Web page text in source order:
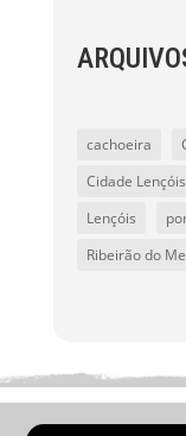
cachoeira
Cidade Lençóis
Lençóis
Ribeirão do